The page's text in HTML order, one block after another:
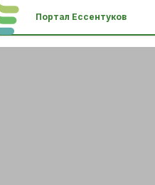
Портал Ессентуков